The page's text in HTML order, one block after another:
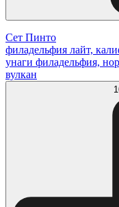
Сет Пинто
филадельфия лайт,
унаги филадельфия,
вулкан